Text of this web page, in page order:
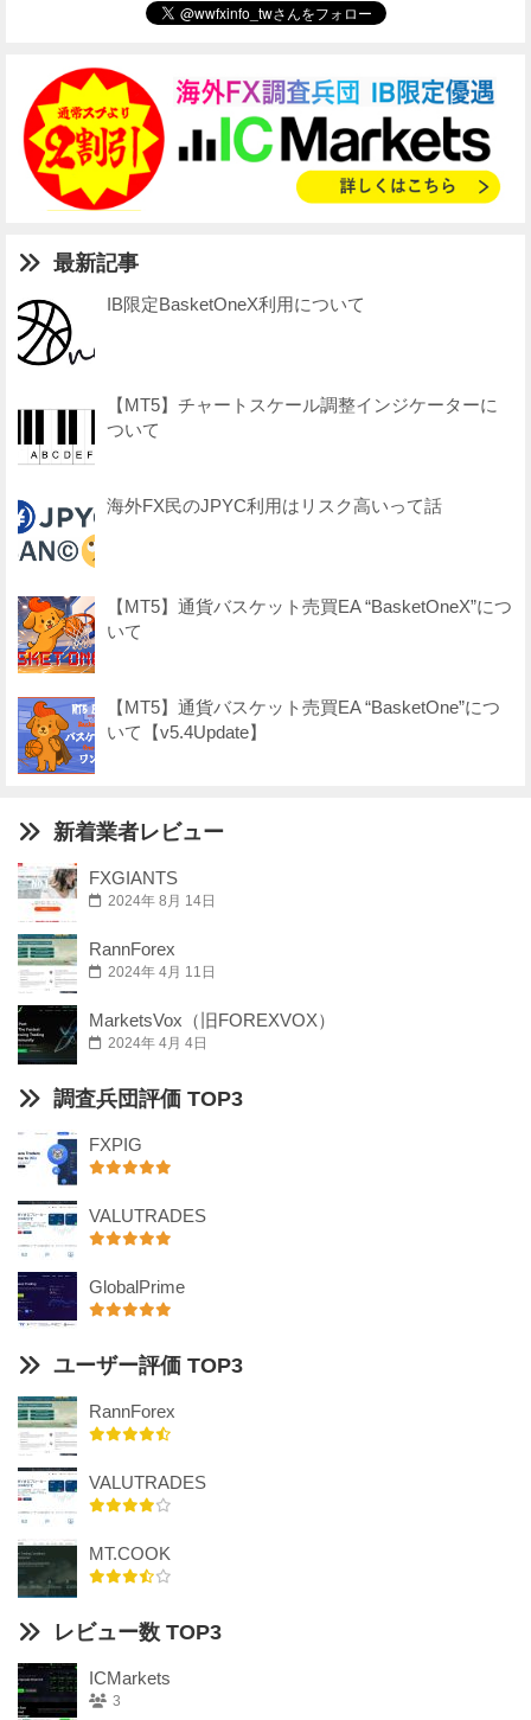
最新記事
IB限定BasketOneX利用について
【MT5】チャートスケール調整インジケーターに
ついて
海外FX民のJPYC利用はリスク高いって話
【MT5】通貨バスケット売買EA “BasketOneX”につ
いて
【MT5】通貨バスケット売買EA “BasketOne”につ
いて【v5.4Update】
新着業者レビュー
FXGIANTS
2024年 8月 14日
RannForex
2024年 4月 11日
MarketsVox（旧FOREXVOX）
2024年 4月 4日
調査兵団評価 TOP3
FXPIG
VALUTRADES
GlobalPrime
ユーザー評価 TOP3
RannForex
VALUTRADES
MT.COOK
レビュー数 TOP3
ICMarkets
3